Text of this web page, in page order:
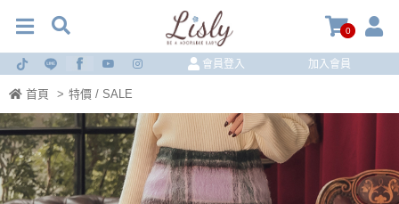
0
會員登入 加入會員
首頁 > 特價 / SALE